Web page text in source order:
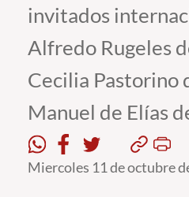
Pregrado
Postgrado
Formación Continua
Estudiantes
Académicos
invitados
Alfredo Rugeles
Cecilia Pastorino
Manuel de Elías
Miercoles 11 de octubre